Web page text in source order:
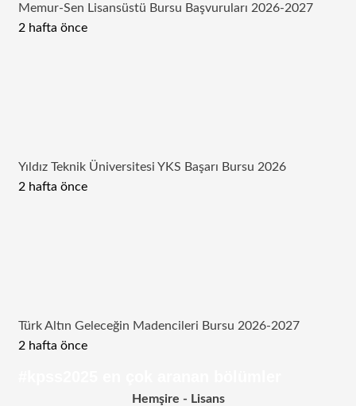
Memur-Sen Lisansüstü Bursu Başvuruları 2026-2027
2 hafta önce
Yıldız Teknik Üniversitesi YKS Başarı Bursu 2026
2 hafta önce
Türk Altın Geleceğin Madencileri Bursu 2026-2027
2 hafta önce
Hemşire - Lisans